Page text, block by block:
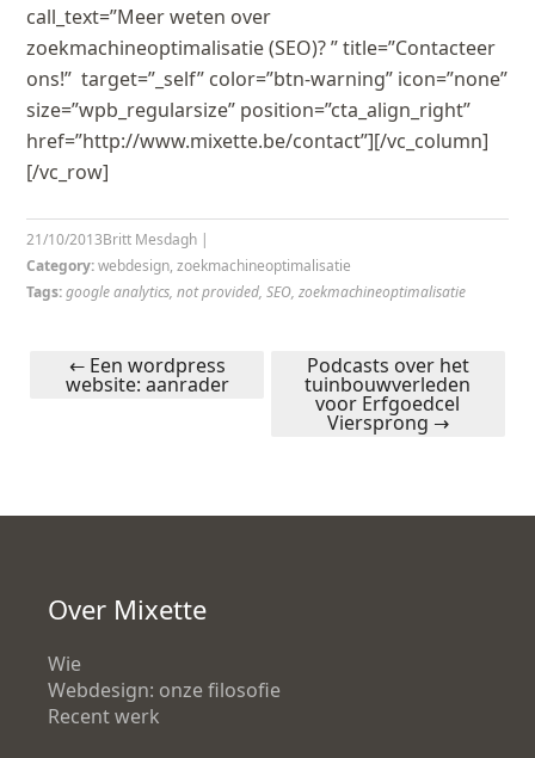
call_text=”Meer weten over
zoekmachineoptimalisatie (SEO)? ” title=”Contacteer
ons!” target=”_self” color=”btn-warning” icon=”none”
size=”wpb_regularsize” position=”cta_align_right”
href=”http://www.mixette.be/contact”][/vc_column]
[/vc_row]
Britt Mesdagh |
21/10/2013
Category:webdesign,zoekmachineoptimalisatie
Tags:google analytics,not provided,SEO,zoekmachineoptimalisatie
Post navigation
←Een wordpress
website: aanrader
Podcasts over het
tuinbouwverleden
voor Erfgoedcel
Viersprong →
Over Mixette
Wie
Webdesign: onze filosofie
Recent werk